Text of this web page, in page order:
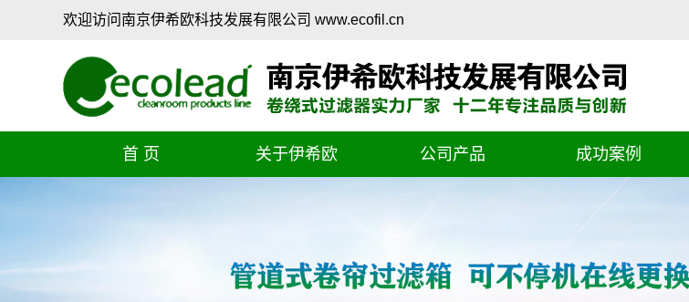
欢迎访问南京伊希欧科技发展有限公司 www.ecofil.cn
首 页 关于伊希欧
企业宗旨
公司产品
空气过滤器
成功案例
石油化工尾气预过滤